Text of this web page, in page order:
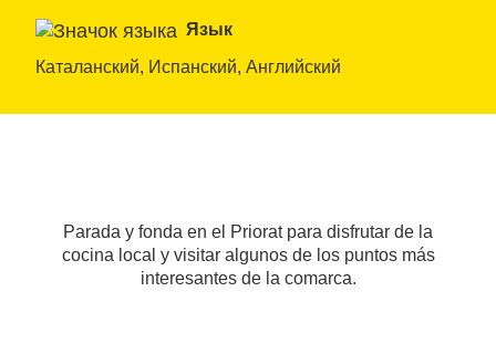
Язык
Каталанский, Испанский, Английский
Parada y fonda en el Priorat para disfrutar de la
cocina local y visitar algunos de los puntos más
interesantes de la comarca.